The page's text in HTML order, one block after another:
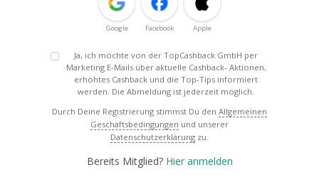
Google Facebook Apple
Ja, ich möchte von der TopCashback GmbH per
Marketing E-Mails über aktuelle Cashback- Aktionen,
erhöhtes Cashback und die Top-Tips informiert
werden. Die Abmeldung ist jederzeit möglich.
Durch Deine Registrierung stimmst Du den Allgemeinen
Geschäftsbedingungen und unserer
Datenschutzerklärung zu.
Bereits Mitglied? Hier anmelden